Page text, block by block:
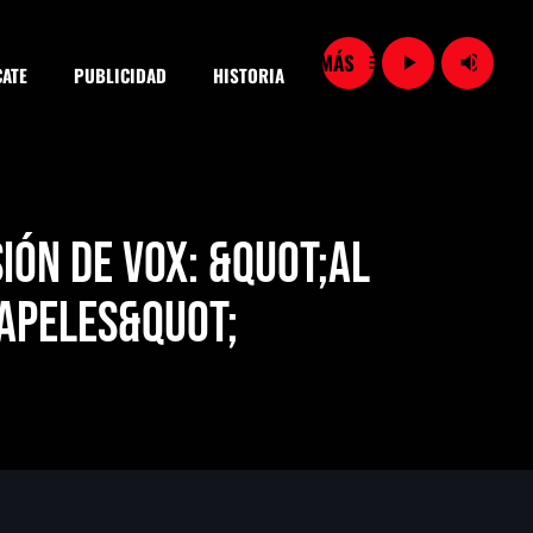
PUBLICIDAD HISTORIA menu play_arrow volume_up
de Vox: &quot;Al